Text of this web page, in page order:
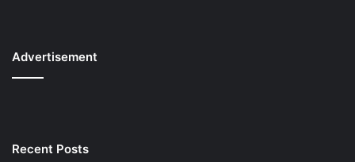
Advertisement
Recent Posts